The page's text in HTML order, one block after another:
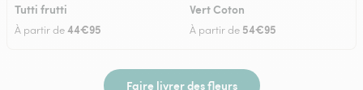
Tutti frutti
À partir de44€95
Vert Coton
À partir de 54€95
Faire livrer des fleurs